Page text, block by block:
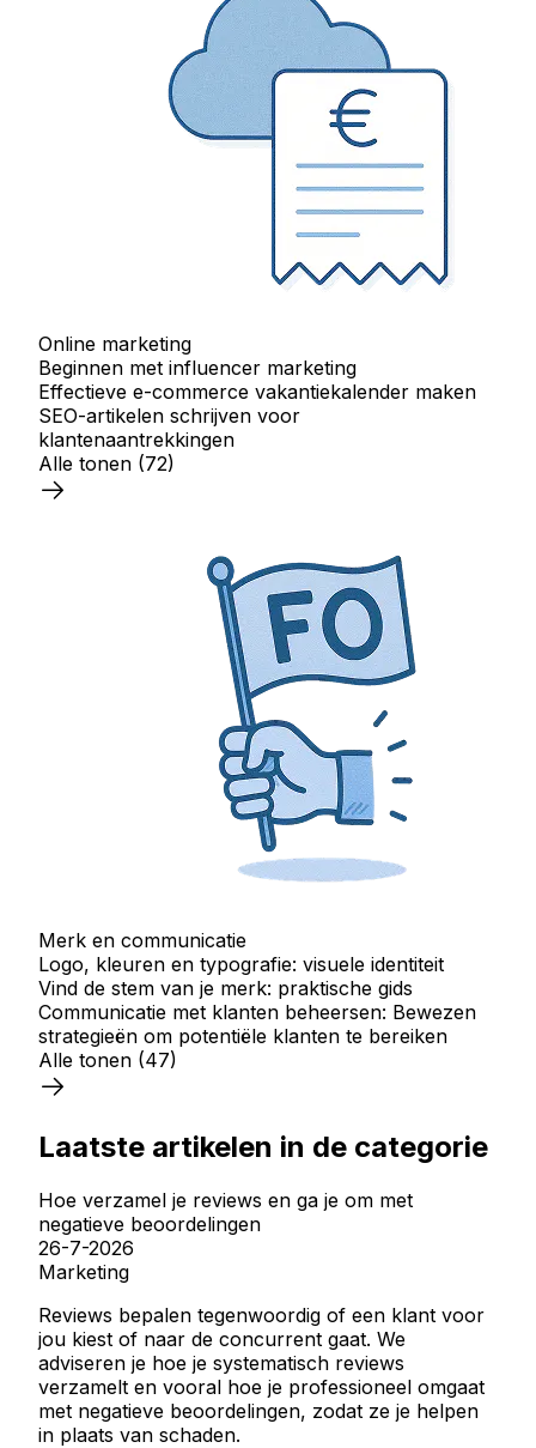
Online marketing
Beginnen met influencer marketing
Effectieve e-commerce vakantiekalender maken
SEO-artikelen schrijven voor
klantenaantrekkingen
Alle tonen (72)
Merk en communicatie
Logo, kleuren en typografie: visuele identiteit
Vind de stem van je merk: praktische gids
Communicatie met klanten beheersen: Bewezen
strategieën om potentiële klanten te bereiken
Alle tonen (47)
Laatste artikelen in de categorie
Hoe verzamel je reviews en ga je om met
negatieve beoordelingen
26-7-2026
Marketing
Reviews bepalen tegenwoordig of een klant voor
jou kiest of naar de concurrent gaat. We
adviseren je hoe je systematisch reviews
verzamelt en vooral hoe je professioneel omgaat
met negatieve beoordelingen, zodat ze je helpen
in plaats van schaden.